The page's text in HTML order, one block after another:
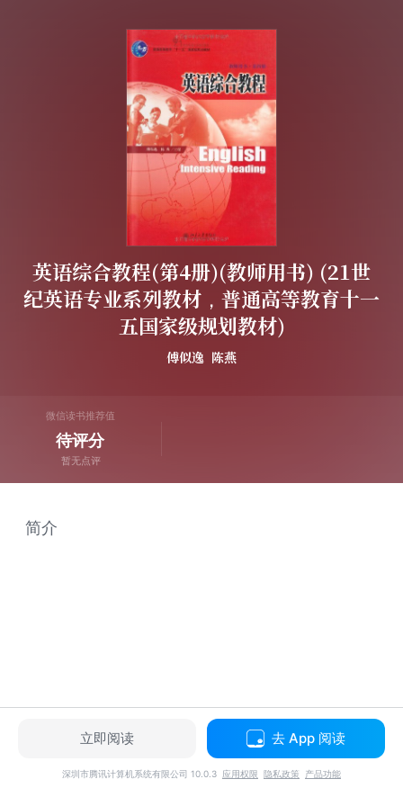
英语综合教程(第4册)(教师用书) (21世
纪英语专业系列教材，普通高等教育十一
五国家级规划教材)
傅似逸 陈燕
微信读书推荐值
待评分
暂无点评
简介
立即阅读 去 App 阅读
深圳市腾讯计算机系统有限公司 10.0.3 应用权限 隐私政策 产品功能